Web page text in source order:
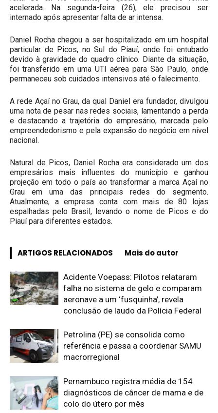
acelerada. Na segunda-feira (26), ele precisou ser
internado após apresentar falta de ar intensa.
Daniel Rocha chegou a ser hospitalizado em um hospital
particular de Picos, no Sul do Piauí, onde foi entubado
devido à gravidade do quadro clínico. Diante da situação,
foi transferido em uma UTI aérea para São Paulo, onde
permaneceu sob cuidados intensivos até o falecimento.
A rede Açaí no Grau, da qual Daniel era fundador, divulgou
uma nota de pesar nas redes sociais, lamentando a perda
e destacando a trajetória do empresário, marcada pelo
empreendedorismo e pela expansão do negócio em nível
nacional.
Natural de Picos, Daniel Rocha era considerado um dos
empresários mais influentes do município e ganhou
projeção em todo o país ao transformar a marca Açaí no
Grau em uma das principais redes do segmento.
Atualmente, a empresa conta com mais de 80 lojas
espalhadas pelo Brasil, levando o nome de Picos e do
Piauí para diferentes estados.
ARTIGOS RELACIONADOS Mais do autor
Acidente Voepass: Pilotos relataram
falha no sistema de gelo e comparam
aeronave a um ‘fusquinha’, revela
conclusão de laudo da Polícia Federal
Petrolina (PE) se consolida como
referência e passa a coordenar SAMU
macrorregional
Pernambuco registra média de 154
diagnósticos de câncer de mama e de
colo do útero por mês